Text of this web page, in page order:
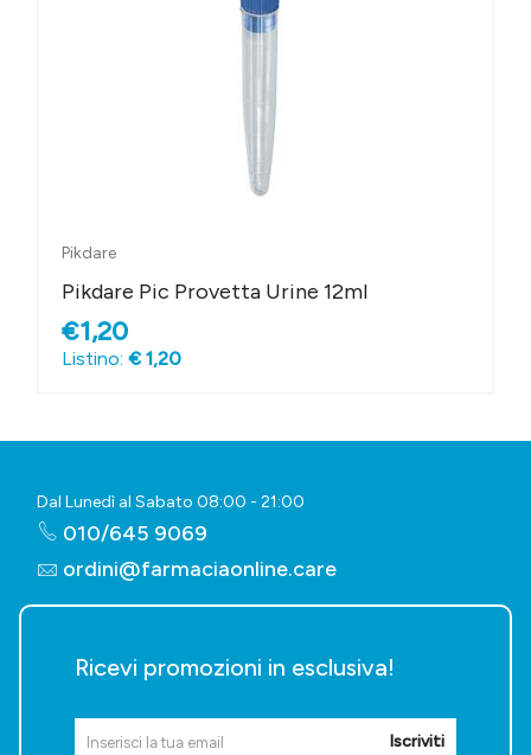
Pikdare
Pikdare Pic Provetta Urine 12ml
€1,20
Listino: € 1,20
Dal Lunedì al Sabato 08:00 - 21:00
010/645 9069
ordini@farmaciaonline.care
Ricevi promozioni in esclusiva!
Iscriviti